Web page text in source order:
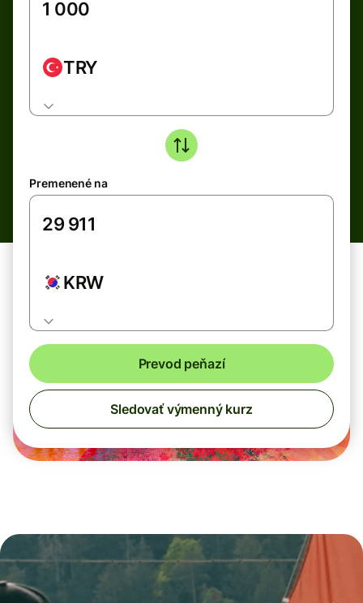
TRY
Premenené na
KRW
Prevod peňazí
Sledovať výmenný kurz